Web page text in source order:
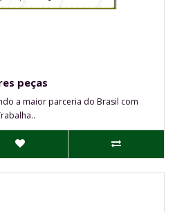
peças
a maior parceria do Brasil com